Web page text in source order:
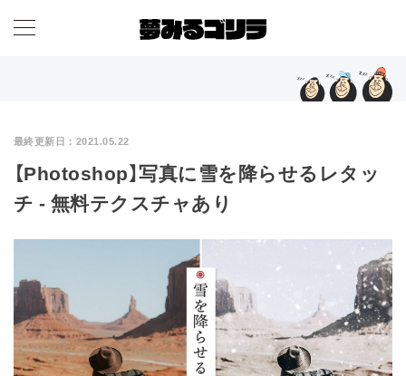
最終更新日： 2021.05.22
【Photoshop】写真に雪を降らせるレタッ
チ - 無料テクスチャあり